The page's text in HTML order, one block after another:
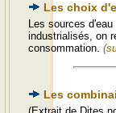
Les choix
Les sources
industrialisés, on
consommation.
Les